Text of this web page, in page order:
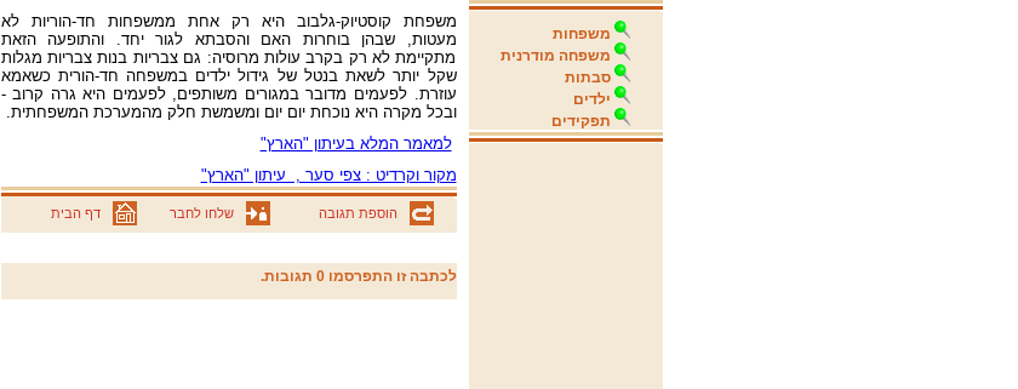
משפחות
משפחה מודרנית
סבתות
ילדים
תפקידים
משפחת קוסטיוק-גלבוב היא רק אחת ממשפחות חד-הוריות לא
מעטות, שבהן בוחרות האם והסבתא לגור יחד. והתופעה הזאת
מתקיימת לא רק בקרב עולות מרוסיה: גם צבריות בנות צבריות מגלות
שקל יותר לשאת בנטל של גידול ילדים במשפחה חד-הורית כשאמא
עוזרת. לפעמים מדובר במגורים משותפים, לפעמים היא גרה קרוב -
ובכל מקרה היא נוכחת יום יום ומשמשת חלק מהמערכת המשפחתית.
למאמר המלא בעיתון "הארץ"
מקור וקרדיט : צפי סער , עיתון "הארץ"
הוספת תגובה שלחו לחבר דף הבית
לכתבה זו התפרסמו 0 תגובות.